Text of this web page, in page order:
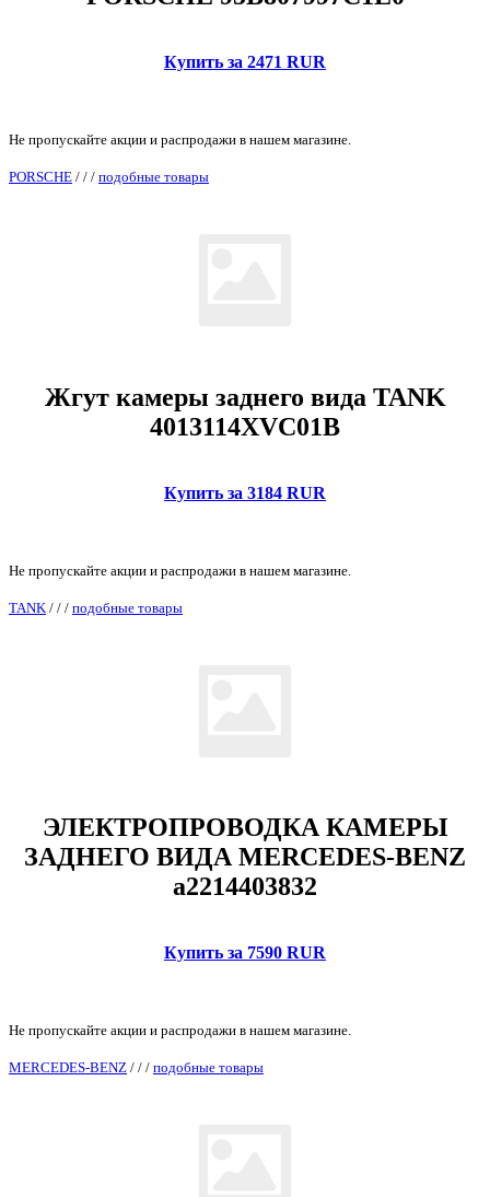
Купить за 2471 RUR
Не пропускайте акции и распродажи в нашем магазине.
PORSCHE / / / подобные товары
Жгут камеры заднего вида TANK
4013114XVC01B
Купить за 3184 RUR
Не пропускайте акции и распродажи в нашем магазине.
TANK / / / подобные товары
ЭЛЕКТРОПРОВОДКА КАМЕРЫ
ЗАДНЕГО ВИДА MERCEDES-BENZ
a2214403832
Купить за 7590 RUR
Не пропускайте акции и распродажи в нашем магазине.
MERCEDES-BENZ / / / подобные товары